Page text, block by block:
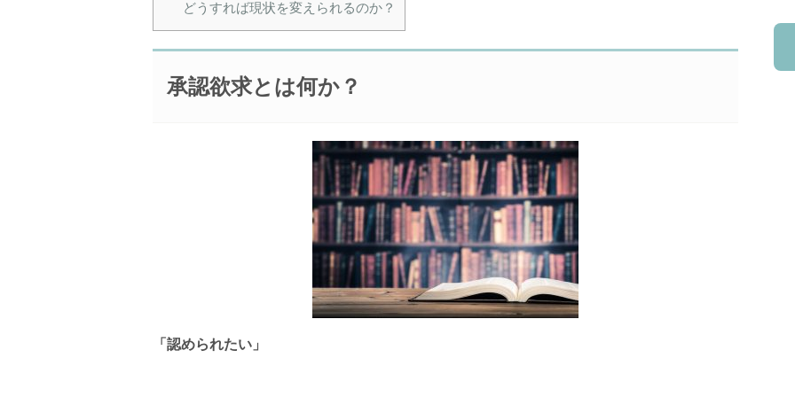
どうすれば現状を変えられるのか？
承認欲求とは何か？
「認められたい」